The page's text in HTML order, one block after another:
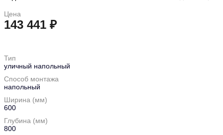
Цена
143 441 ₽
Тип
уличный напольный
Способ монтажа
напольный
Ширина (мм)
600
Глубина (мм)
800